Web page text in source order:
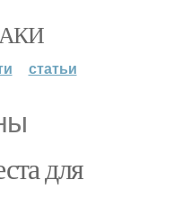
статьи
для